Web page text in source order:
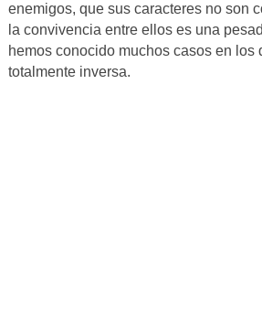
enemigos, que sus caracteres no son
la convivencia entre ellos es una
hemos conocido muchos casos en los
totalmente inversa.